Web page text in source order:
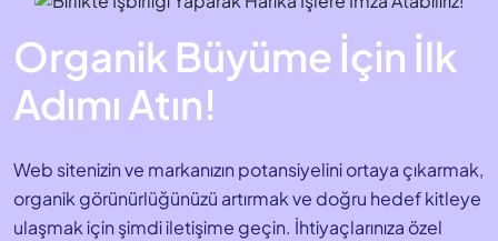
Organik Büyüme İçin İlk
Adımı Atın!
Web sitenizin ve markanızın potansiyelini ortaya çıkarmak,
organik görünürlüğünüzü artırmak ve doğru hedef kitleye
ulaşmak için şimdi iletişime geçin. İhtiyaçlarınıza özel